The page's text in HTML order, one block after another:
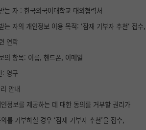
는 자 : 한국외국어대학교 대외협력처
는 자의 개인정보 이용 목적: ‘잠재 기부자 추천‘ 접수,
연락
의 항목: 이름, 핸드폰, 이메일
: 영구
안내
정보를 제공하는 데 대한 동의를 거부할 권리가
를 거부하실 경우 ‘잠재 기부자 추천’을 접수,